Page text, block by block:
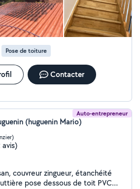
Pose de toiture
Contacter
Auto-entrepreneur
(huguenin Mario)
avis)
couvreur zingueur, étanchéité
pose dessous de toit PVC